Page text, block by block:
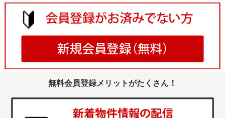
無料会員登録メリットがたくさん！